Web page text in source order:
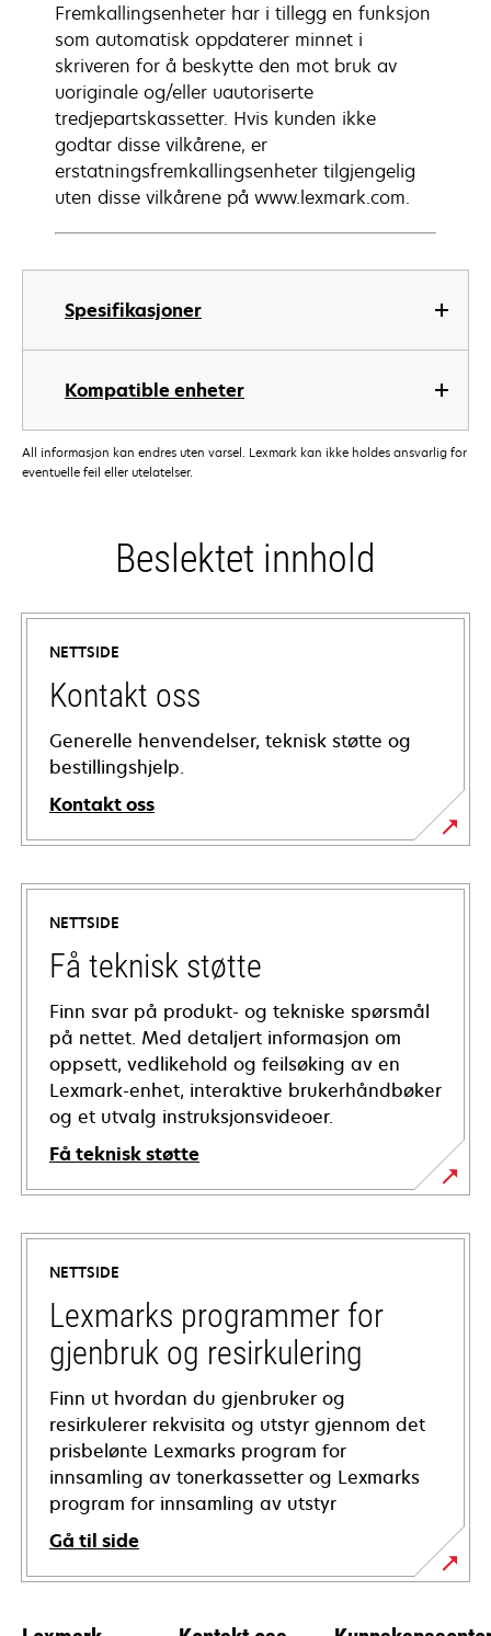
Spesifikasjoner
Kompatible enheter
Fremkallingsenheter har i tillegg en funksjon
som automatisk oppdaterer minnet i
skriveren for å beskytte den mot bruk av
uoriginale og/eller uautoriserte
tredjepartskassetter. Hvis kunden ikke
godtar disse vilkårene, er
erstatningsfremkallingsenheter tilgjengelig
uten disse vilkårene på www.lexmark.com.
All informasjon kan endres uten varsel. Lexmark kan ikke holdes ansvarlig for
eventuelle feil eller utelatelser.
Beslektet innhold
NETTSIDE
Kontakt oss
Generelle henvendelser, teknisk støtte og
bestillingshjelp.
Kontakt oss
NETTSIDE
Få teknisk støtte
Finn svar på produkt- og tekniske spørsmål
på nettet. Med detaljert informasjon om
oppsett, vedlikehold og feilsøking av en
Lexmark-enhet, interaktive brukerhåndbøker
og et utvalg instruksjonsvideoer.
Få teknisk støtte
opens
in
new
tab
NETTSIDE
Lexmarks programmer for
gjenbruk og resirkulering
Finn ut hvordan du gjenbruker og
resirkulerer rekvisita og utstyr gjennom det
prisbelønte Lexmarks program for
innsamling av tonerkassetter og Lexmarks
program for innsamling av utstyr
Gå til side